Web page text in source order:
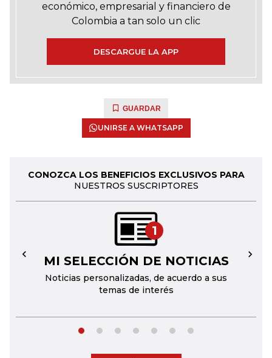
económico, empresarial y financiero de
Colombia a tan solo un clic
DESCARGUE LA APP
GUARDAR
UNIRSE A WHATSAPP
CONOZCA LOS BENEFICIOS EXCLUSIVOS PARA
NUESTROS SUSCRIPTORES
1
MI SELECCIÓN DE NOTICIAS
Noticias personalizadas, de acuerdo a sus
temas de interés
← →